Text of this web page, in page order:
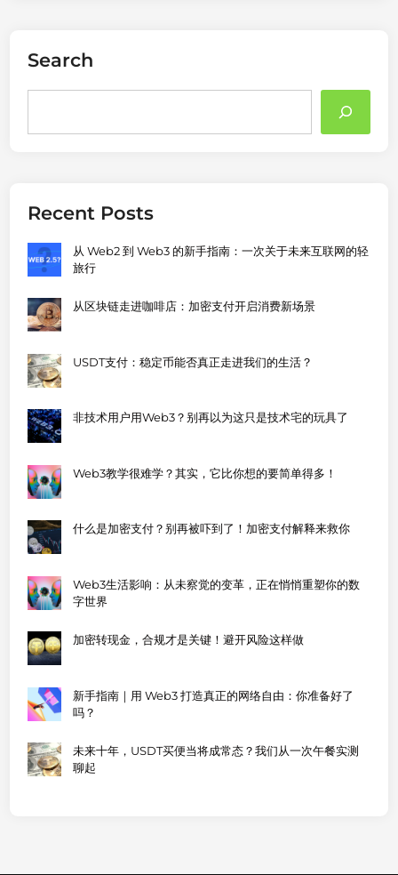
Search
Recent Posts
从 Web2 到 Web3 的新手指南：一次关于未来互联网的轻
旅行
从区块链走进咖啡店：加密支付开启消费新场景
USDT支付：稳定币能否真正走进我们的生活？
非技术用户用Web3？别再以为这只是技术宅的玩具了
Web3教学很难学？其实，它比你想的要简单得多！
什么是加密支付？别再被吓到了！加密支付解释来救你
Web3生活影响：从未察觉的变革，正在悄悄重塑你的数
字世界
加密转现金，合规才是关键！避开风险这样做
新手指南｜用 Web3 打造真正的网络自由：你准备好了
吗？
未来十年，USDT买便当将成常态？我们从一次午餐实测
聊起